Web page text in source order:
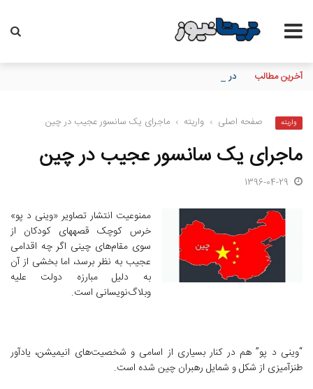
آخرین مطالب در ۳ ماهه نخست سال؛ بانک مهر ایران بیش از ۷۰ میلیارد تومان به برنامه‌های مسئولیت اجتماعی اختصاص داد
واریته صفحه اصلی › واریته › ماجرای یک سانسور عجیب در چین
ماجرای یک سانسور عجیب در چین
1396-04-29
ممنوعیت انتشار تصاویر «وینی د پو»
خرس کوچک قصه‎های کودکان از
سوی مقام‌های چینی اگر چه اقدامی
عجیب به نظر برسد، اما بخشی از آن
به دلیل مبارزه دولت علیه
وبلاگ‌نویسانی است.
“وینی د پو” هم در کنار بسیاری از اسامی و شخصیت‌های انیمیشن، یادآور
طنزآمیزی از شکل و شمایل رهبران چین شده است.